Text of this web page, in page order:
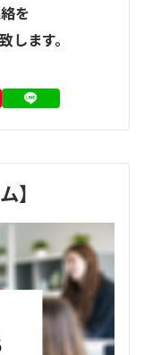
を
します。
】